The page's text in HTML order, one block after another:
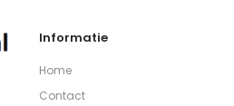
Informatie
Home
Contact